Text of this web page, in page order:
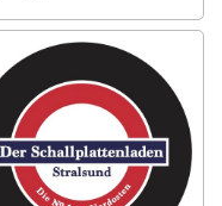
WUNSCHLISTE
HINZUFÜGEN
VERGLEICHSLISTE
HINZUFÜGEN